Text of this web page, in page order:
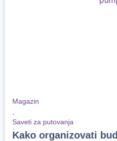
Magazin
Saveti za putovanja
Kako organizovati